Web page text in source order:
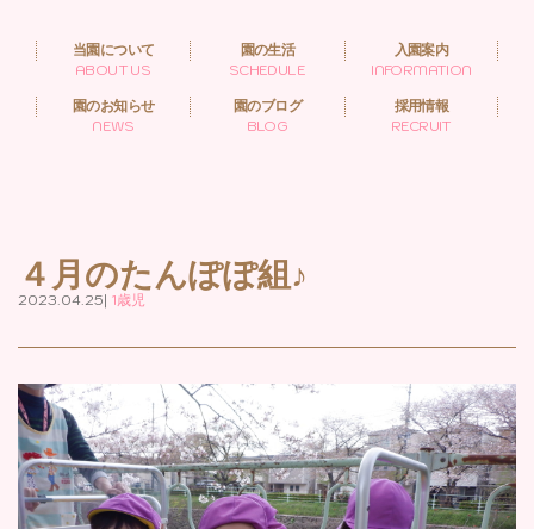
当園について
ABOUT US
園の生活
SCHEDULE
入園案内
INFORMATION
園のお知らせ
NEWS
園のブログ
BLOG
採用情報
RECRUIT
４月のたんぽぽ組♪
2023.04.25| 1歳児